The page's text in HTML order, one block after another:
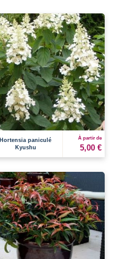
Hortensia paniculé
Kyushu
À partir de
5,00 €